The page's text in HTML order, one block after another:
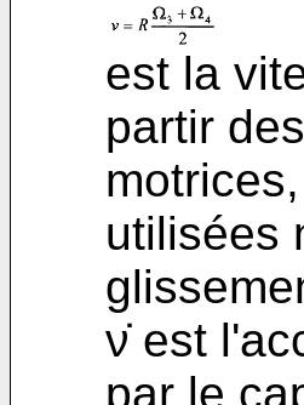
est la
partir
utilisées
ν̇ est
par le